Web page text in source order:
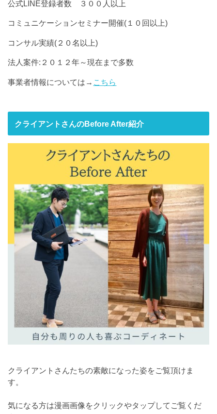
公式LINE登録者数 ３００人以上
コミュニケーションセミナー開催(１０回以上)
コンサル実績(２０名以上)
法人案件:２０１２年～現在まで多数
事業者情報については→ こちら
クライアントさんのBefore After紹介
クライアントさんたちの素敵になった姿をご覧頂けま
す。
気になる方は漫画画像をクリックやタップしてご覧くだ